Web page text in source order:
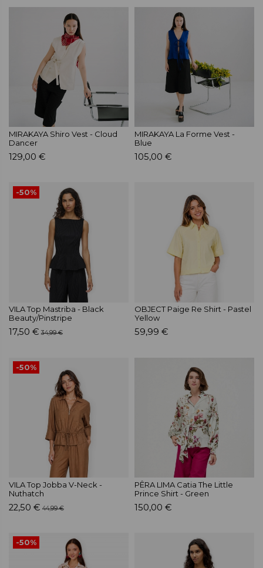
MIRAKAYA Shiro Vest - Cloud
Dancer
129,00 €
MIRAKAYA La Forme Vest -
Blue
105,00 €
-50%
VILA Top Mastriba - Black
Beauty/Pinstripe
17,50 € 34,99 €
OBJECT Paige Re Shirt - Pastel
Yellow
59,99 €
-50%
VILA Top Jobba V-Neck -
Nuthatch
22,50 € 44,99 €
PÊRA LIMA Catia The Little
Prince Shirt - Green
150,00 €
-50%